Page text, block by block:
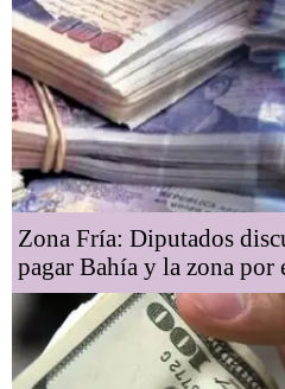
Zona Fría: Diputados
pagar Bahía y la zona por